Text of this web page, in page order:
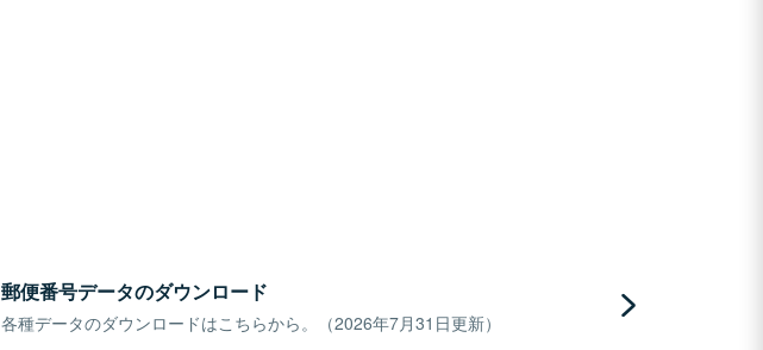
郵便番号データのダウンロード
各種データのダウンロードはこちらから。（2026年7月31日更新）